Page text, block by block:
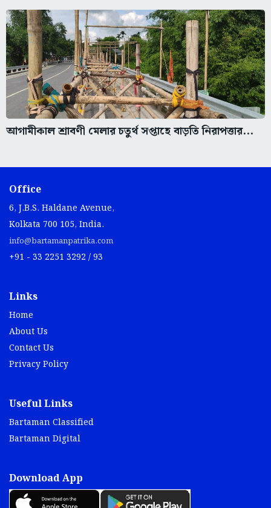
আগামীকাল শ্রাবণী মেলার চতুর্থ সপ্তাহে বাড়তি নিরাপত্তার...
Office
6, J.B.S. Haldane Avenue,
Kolkata 700 105, India.
info@bartamanpatrika.com
+91 - 33 2251 3292 / 93
Links
Home
About Us
Contact Us
Privacy Policy
Useful Links
Bartaman Classified
Bartaman Digital
Download App